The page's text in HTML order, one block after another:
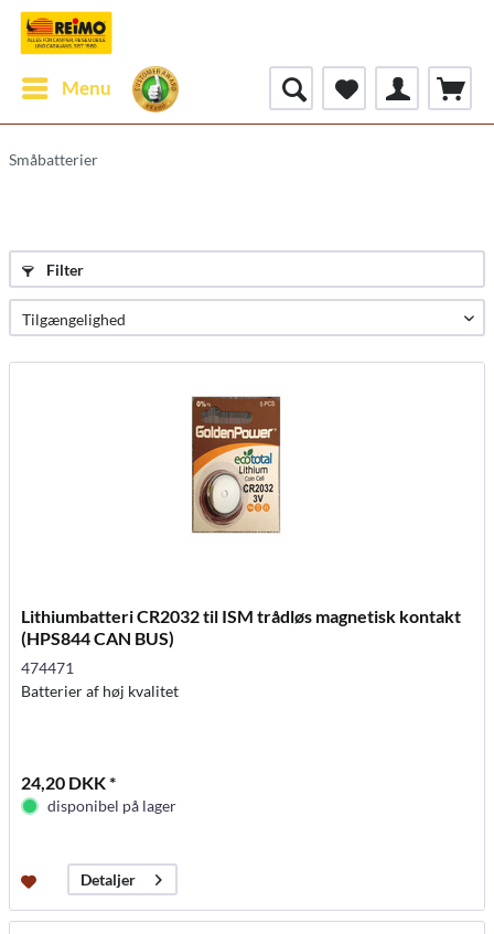
Menu
Småbatterier
Filter
Lithiumbatteri CR2032 til ISM trådløs magnetisk kontakt
(HPS844 CAN BUS)
474471
Batterier af høj kvalitet
24,20 DKK *
disponibel på lager
Detaljer